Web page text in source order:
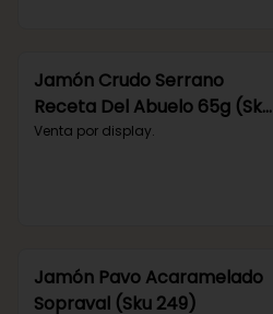
Jamón Crudo Serrano
Receta Del Abuelo 65g (Sku
219)
Venta por display.
Jamón Pavo Acaramelado
Sopraval (Sku 249)